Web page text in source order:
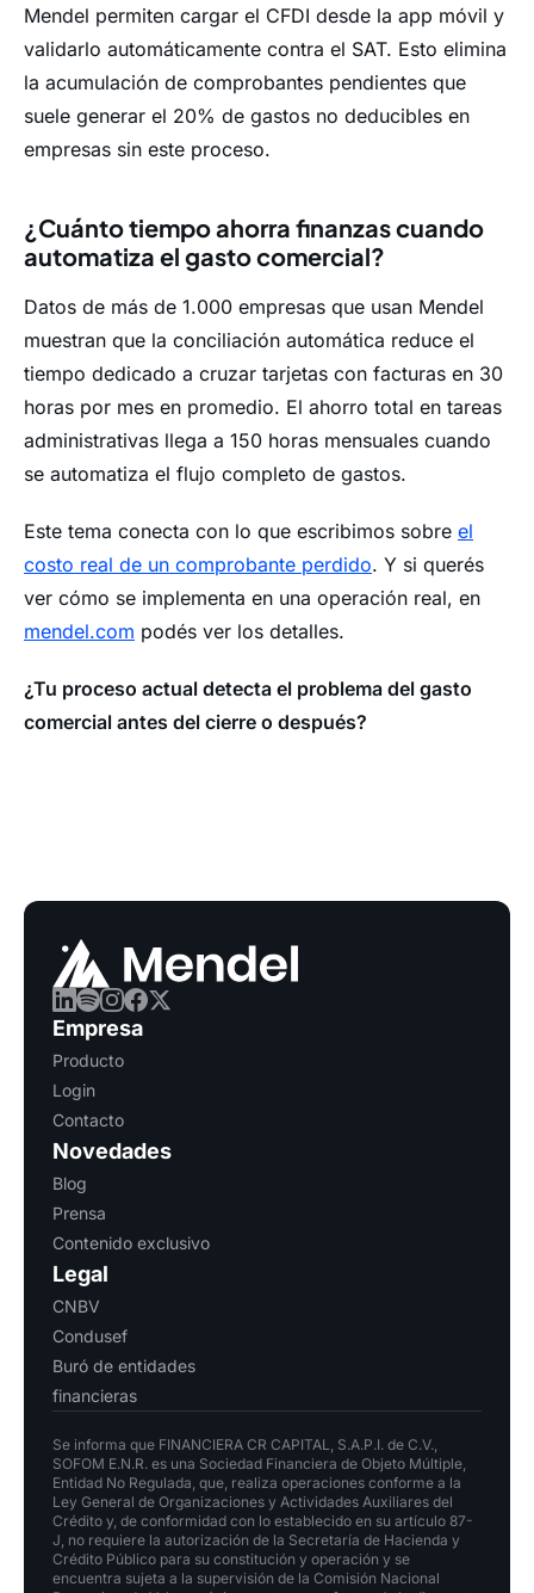
Mendel permiten cargar el CFDI desde la app móvil y
validarlo automáticamente contra el SAT. Esto elimina
la acumulación de comprobantes pendientes que
suele generar el 20% de gastos no deducibles en
empresas sin este proceso.
¿Cuánto tiempo ahorra finanzas cuando
automatiza el gasto comercial?
Datos de más de 1.000 empresas que usan Mendel
muestran que la conciliación automática reduce el
tiempo dedicado a cruzar tarjetas con facturas en 30
horas por mes en promedio. El ahorro total en tareas
administrativas llega a 150 horas mensuales cuando
se automatiza el flujo completo de gastos.
Este tema conecta con lo que escribimos sobre el
costo real de un comprobante perdido. Y si querés
ver cómo se implementa en una operación real, en
mendel.com podés ver los detalles.
¿Tu proceso actual detecta el problema del gasto
comercial antes del cierre o después?
Empresa
Producto
Login
Contacto
Novedades
Blog
Prensa
Contenido exclusivo
Legal
CNBV
Condusef
Buró de entidades
financieras
Se informa que FINANCIERA CR CAPITAL, S.A.P.I. de C.V.,
SOFOM E.N.R. es una Sociedad Financiera de Objeto Múltiple,
Entidad No Regulada, que, realiza operaciones conforme a la
Ley General de Organizaciones y Actividades Auxiliares del
Crédito y, de conformidad con lo establecido en su artículo 87-
J, no requiere la autorización de la Secretaría de Hacienda y
Crédito Público para su constitución y operación y se
encuentra sujeta a la supervisión de la Comisión Nacional